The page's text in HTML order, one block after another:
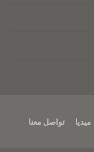
ميديا تواصل معنا